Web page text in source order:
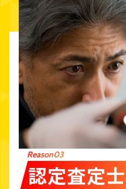
Reason03
認定査定士